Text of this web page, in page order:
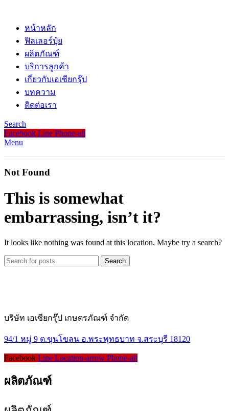
หน้าหลัก
ฟิลเลอร์ปุ๋ย
ผลิตภัณฑ์
บริการลูกค้า
เกี่ยวกับเอเซียกรุ๊ป
บทความ
ติดต่อเรา
Search
Facebook Line Phone-alt
Menu
Not Found
This is somewhat
embarrassing, isn’t it?
It looks like nothing was found at this location. Maybe try a search?
Search
บริษัท เอเซียกรุ๊ป เกษตรภัณฑ์ จำกัด
94/1 หมู่ 9 ต.ขุนโขลน อ.พระพุทธบาท จ.สระบุรี 18120
Facebook Line Location-arrow Phone-alt
ผลิตภัณฑ์